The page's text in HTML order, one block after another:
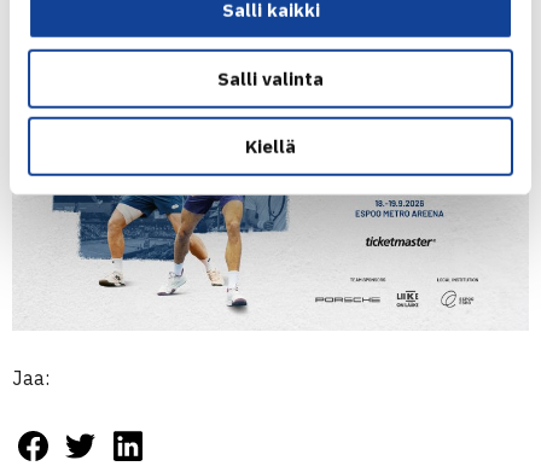
Salli kaikki
Salli valinta
Kiellä
Jaa: